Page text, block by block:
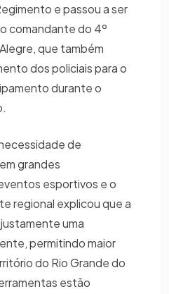
e passou a ser
comandante do 4º
que também
dos policiais para o
durante o
de
grandes
esportivos e o
regional explicou que a
uma
permitindo maior
do Rio Grande do
estão